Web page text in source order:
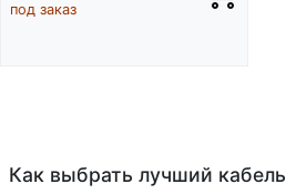
под заказ
Как выбрать лучший кабель